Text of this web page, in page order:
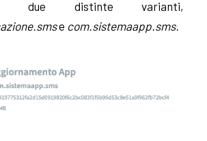
due distinte varianti,
e com.sistemaapp.sms.